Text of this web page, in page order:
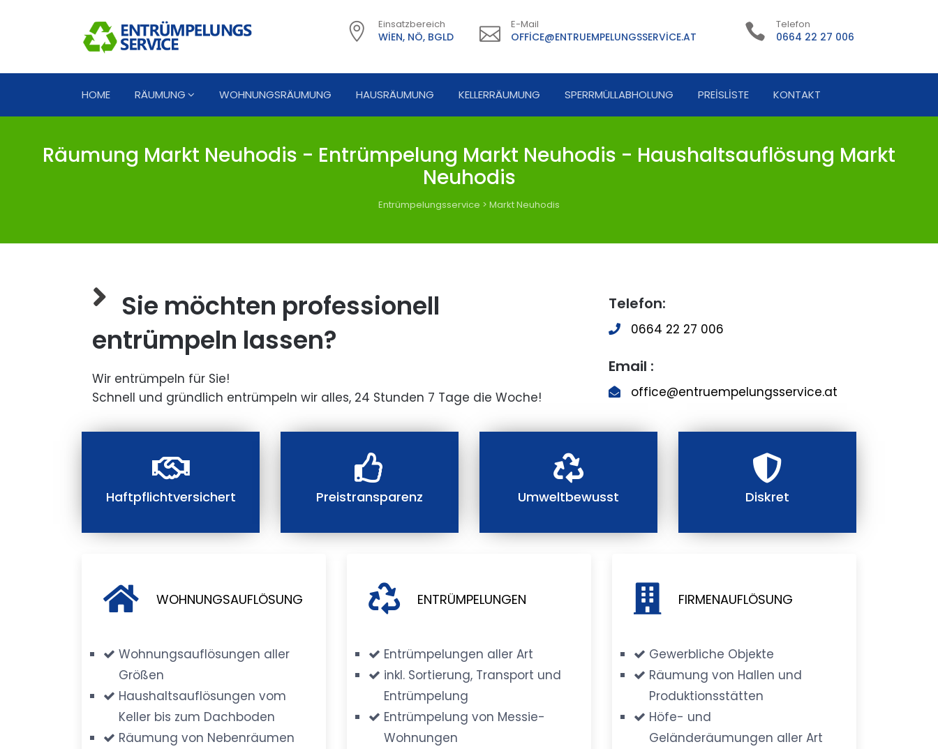
Einsatzbereich
WIEN, NÖ, BGLD
E-Mail
OFFICE@ENTRUEMPELUNGSSERVICE.AT
Telefon
0664 22 27 006
HOME RÄUMUNG WOHNUNGSRÄUMUNG HAUSRÄUMUNG KELLERRÄUMUNG SPERRMÜLLABHOLUNG PREISLISTE KONTAKT
Räumung Markt Neuhodis - Entrümpelung Markt Neuhodis - Haushaltsauflösung Markt
Neuhodis
Entrümpelungsservice > Markt Neuhodis
Sie möchten professionell
entrümpeln lassen?
Wir entrümpeln für Sie!
Schnell und gründlich entrümpeln wir alles, 24 Stunden 7 Tage die Woche!
Telefon:
0664 22 27 006
Email :
office@entruempelungsservice.at
Haftpflichtversichert Preistransparenz Umweltbewusst Diskret
WOHNUNGSAUFLÖSUNG
Wohnungsauflösungen aller
Größen
Haushaltsauflösungen vom
Keller bis zum Dachboden
Räumung von Nebenräumen
ENTRÜMPELUNGEN
Entrümpelungen aller Art
inkl. Sortierung, Transport und
Entrümpelung
Entrümpelung von Messie-
Wohnungen
FIRMENAUFLÖSUNG
Gewerbliche Objekte
Räumung von Hallen und
Produktionsstätten
Höfe- und
Geländeräumungen aller Art